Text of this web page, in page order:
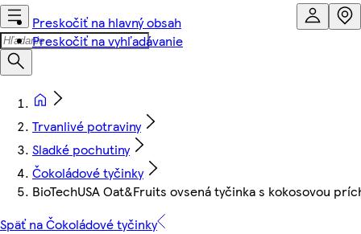
Preskočiť na hlavný obsah
Preskočiť na vyhľadávanie
Trvanlivé potraviny
Sladké pochutiny
Čokoládové tyčinky
BioTechUSA Oat&Fruits ovsená tyčinka s kokosovou
Späť na Čokoládové tyčinky